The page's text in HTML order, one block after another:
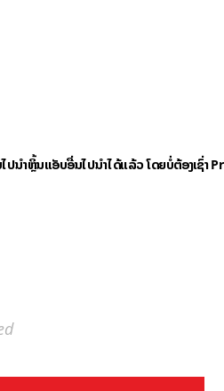
ໄປນຳຫຼິ້ນແອັບອື່ນໄປນຳໄດ້ແລ້ວ ໂດຍບໍ່ຕ້ອງເຊົ່າ